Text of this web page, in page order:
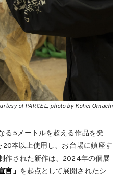
of PARCEL, photo by Kohei Omachi
る5メートルを超える作品を発
本以上使用し、お台場に鎮座す
作された新作は、2024年の個展
言」 を起点として展開されたシ